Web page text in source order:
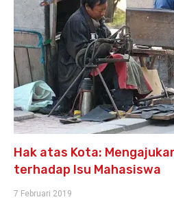
Hak atas Kota:
terhadap Isu Mahasiswa
7 Februari 2019